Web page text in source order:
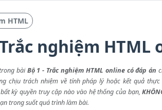
HTML
nghiệm HTML
bàiBộ 1 - Trắc nghiệm HTML online có đáp án
chịu trách nhiệm về tính pháp lý hoặc kết quả
kỳ quyền truy cập nào vào hệ thống của bạn,
trong suốt quá trình làm bài.